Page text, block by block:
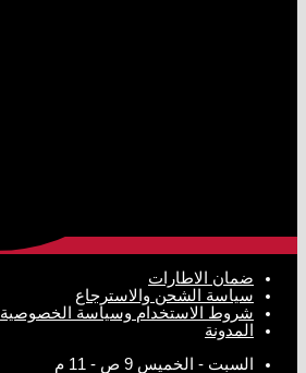
ضمان الاطارات
سياسة الشحن والاسترجاع
شروط الاستخدام وسياسة الخصوصية
المدونة
السبت - الخميس 9 ص - 11 م